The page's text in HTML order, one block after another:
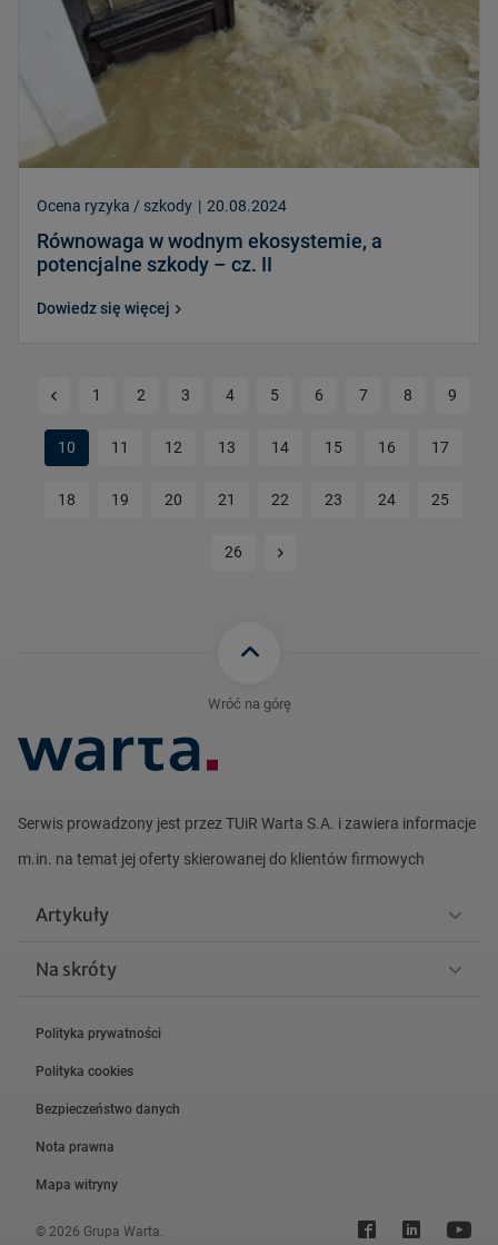
Ocena ryzyka / szkody | 20.08.2024
Równowaga w wodnym ekosystemie, a
potencjalne szkody – cz. II
Dowiedz się więcej
Poprzednia strona
1 2 3 4 5 6 7 8 9
10 11 12 13 14 15 16 17
18 19 20 21 22 23 24 25
26 Kolejna strona
Wróć na górę
Serwis prowadzony jest przez TUiR Warta S.A. i zawiera informacje
m.in. na temat jej oferty skierowanej do klientów firmowych
Artykuły
Na skróty
© 2026 Grupa Warta.
Polityka prywatności
Polityka cookies
Bezpieczeństwo danych
Nota prawna
Mapa witryny